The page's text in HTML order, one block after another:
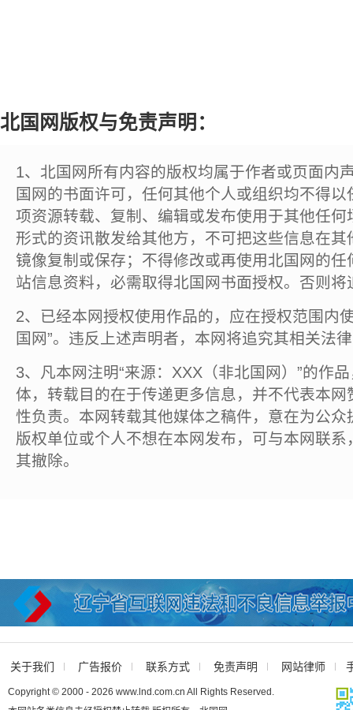
北国网版权与免责声明：
1、北国网所有内容的版权均属于作者或页面内
国网的书面许可，任何其他个人或组织均不得
项资源转载、复制、编辑或发布使用于其他任
形式的资讯散发给其他方，不可把这些信息在
镜像复制或保存；不得修改或再使用北国网的
站信息资料，必需取得北国网书面授权。否则将
2、已经本网授权使用作品的，应在授权范围内
国网”。违反上述声明者，本网将追究其相关法
3、凡本网注明“来源：XXX（非北国网）”的作
体，转载目的在于传递更多信息，并不代表本
性负责。本网转载其他媒体之稿件，意在为公
版权单位或个人不想在本网发布，可与本网联
其撤除。
关于我们 广告报价 联系方式 免责声明 网站律师
Copyright © 2000 - 2026 www.lnd.com.cn All Rights Reserved.